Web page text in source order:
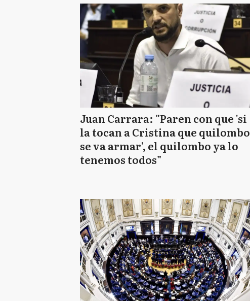
Juan Carrara: "Paren con que 'si
la tocan a Cristina que quilombo
se va armar', el quilombo ya lo
tenemos todos"